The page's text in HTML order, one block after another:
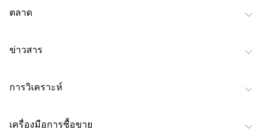
ตลาด
ข่าวสาร
การวิเคราะห์
เครื่องมือการซื้อขาย